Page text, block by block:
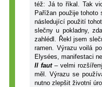
též: Já to říkal. Tak
Pařížan použije
následující použití
slečny u pokladny,
zahlédl. Řekl jsem
ramen. Výrazu voilá
Elysées, manifestaci
Il faut– velmi
měl. Výrazu se
nutno zlepšit životní